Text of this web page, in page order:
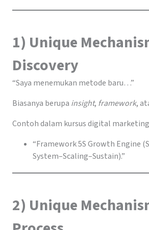
1) Unique
Discovery
“Saya menemukan metode baru…”
Biasanya berupa insight, framework,
Contoh dalam kursus digital
“Framework 5S Growth Engine
System–Scaling–Sustain).”
2) Unique